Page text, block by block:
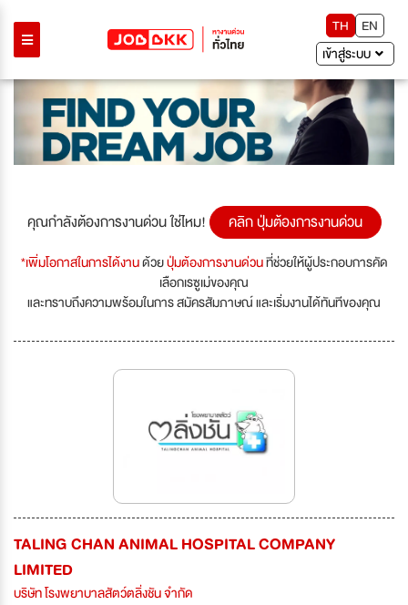
TH
EN
เข้าสู่ระบบ
คุณกำลังต้องการงานด่วน ใช่ไหม! คลิก ปุ่มต้องการงานด่วน
*เพิ่มโอกาสในการได้งานด้วยปุ่มต้องการงานด่วนที่ช่วยให้ผู้ประกอบการคัด
เลือกเรซูเม่ของคุณ
และทราบถึงความพร้อมในการ สมัครสัมภาษณ์ และเริ่มงานได้ทันทีของคุณ
TALING CHAN ANIMAL HOSPITAL COMPANY
LIMITED
บริษัท โรงพยาบาลสัตว์ตลิ่งชัน จำกัด